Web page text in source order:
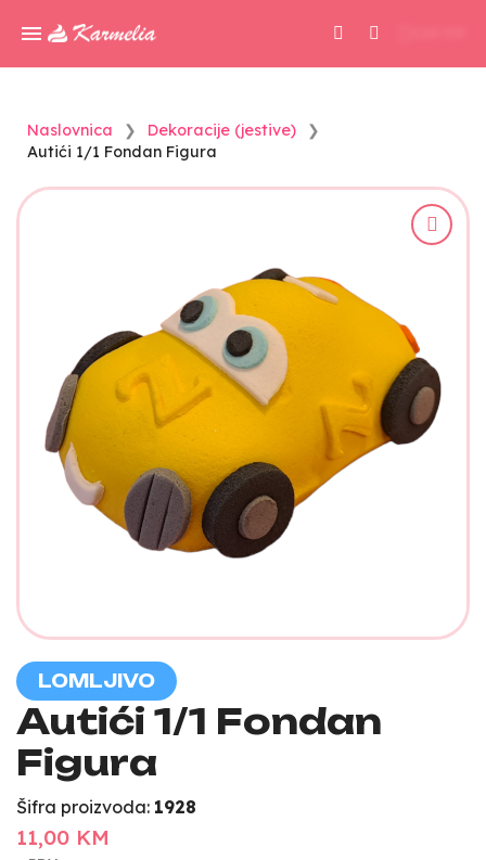
Naslovnica
Dekoracije (jestive)
Autići 1/1 Fondan Figura
LOMLJIVO
Autići 1/1 Fondan
Figura
Šifra proizvoda: 1928
11,00 KM